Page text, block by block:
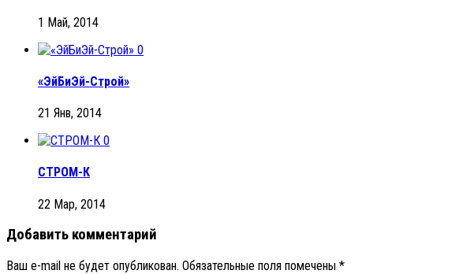
1 Май, 2014
0
«ЭйБиЭй-Строй»
21 Янв, 2014
0
СТРОМ-К
22 Мар, 2014
Добавить комментарий
Ваш e-mail не будет опубликован. Обязательные поля помечены *